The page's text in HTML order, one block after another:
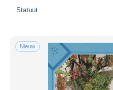
Statuut
Nieuw